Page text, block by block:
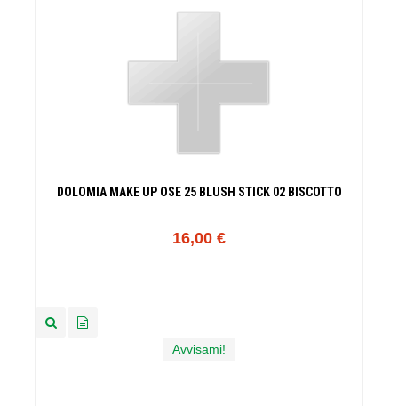
DOLOMIA MAKE UP OSE 25 BLUSH STICK 02 BISCOTTO
16,00 €
Avvisami!